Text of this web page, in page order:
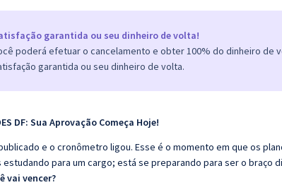
garantida ou seu dinheiro de volta!
poderá efetuar o cancelamento e obter 100% do dinheiro de
garantida ou seu dinheiro de volta.
DF: Sua Aprovação Começa Hoje!
e o cronômetro ligou. Esse é o momento em que os
estudando para um cargo; está se preparando para ser o braço
vai vencer?